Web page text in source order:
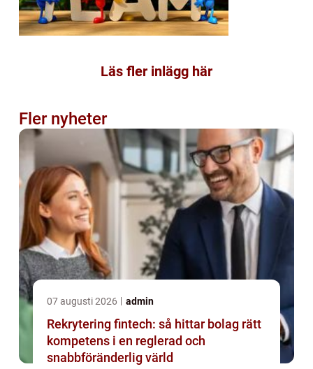
Läs fler inlägg här
Fler nyheter
07 augusti 2026 admin
Rekrytering fintech: så hittar bolag rätt
kompetens i en reglerad och
snabbföränderlig värld